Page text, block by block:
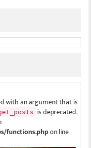
with an argument that is
is deprecated.
functions.phpon line